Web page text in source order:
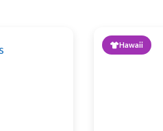
Hawaii